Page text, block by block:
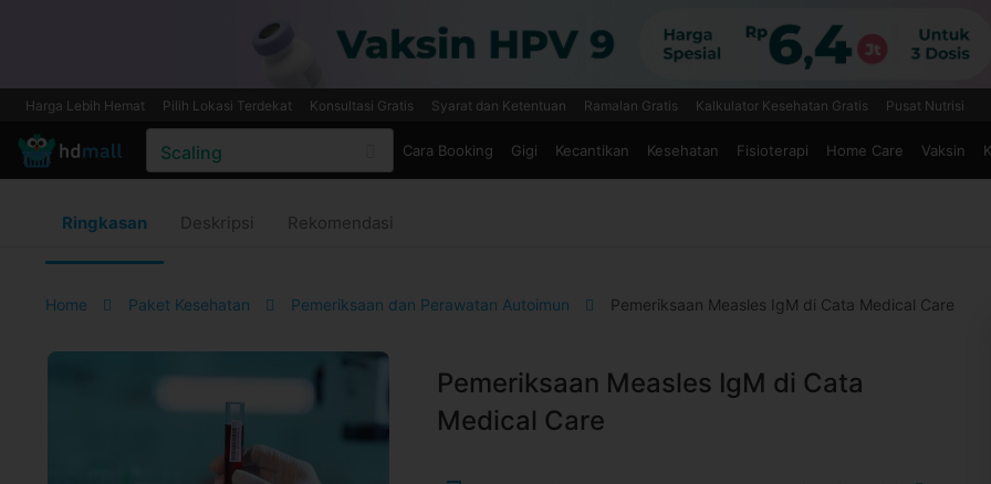
Harga Lebih Hemat Pilih Lokasi Terdekat Konsultasi Gratis Syarat dan Ketentuan Ramalan Gratis Kalkulator Kesehatan Gratis Pusat Nutrisi
Cara Booking Gigi Kecantikan Kesehatan Fisioterapi Home Care Vaksin
Ringkasan Deskripsi Rekomendasi
Home Paket Kesehatan Pemeriksaan dan Perawatan Autoimun Pemeriksaan Measles IgM di Cata Medical Care
Pemeriksaan Measles IgM di Cata
Medical Care